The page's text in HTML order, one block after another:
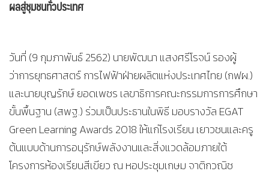
ผลสู่ชุมชนทั่วประเทศ
วันที่ (9 กุมภาพันธ์ 2562) นายพัฒนา แสงศรีโรจน์ รองผู้
ว่าการยุทธศาสตร์ การไฟฟ้าฝ่ายผลิตแห่งประเทศไทย (กฟผ.)
และนายบุญรักษ์ ยอดเพชร เลขาธิการคณะกรรมการการศึกษา
ขั้นพื้นฐาน (สพฐ.) ร่วมเป็นประธานในพิธี มอบรางวัล EGAT
Green Learning Awards 2018 ให้แก่โรงเรียน เยาวชนและครู
ต้นแบบด้านการอนุรักษ์พลังงานและสิ่งแวดล้อมภายใต้
โครงการห้องเรียนสีเขียว ณ หอประชุมเกษม จาติกวณิช